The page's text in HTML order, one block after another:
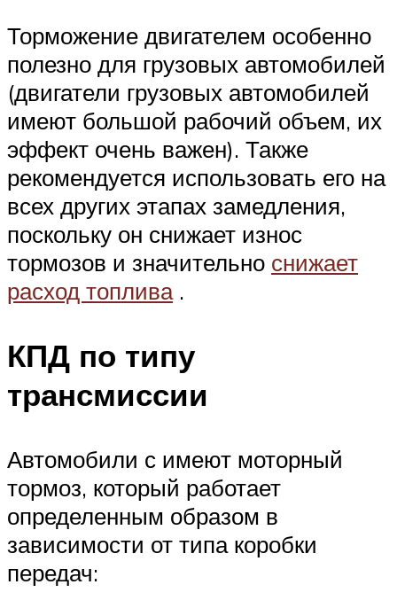
Торможение двигателем особенно
полезно для грузовых автомобилей
(двигатели грузовых автомобилей
имеют большой рабочий объем, их
эффект очень важен). Также
рекомендуется использовать его на
всех других этапах замедления,
поскольку он снижает износ
тормозов и значительно снижает
расход топлива.
КПД по типу
трансмиссии
Автомобили с имеют моторный
тормоз, который работает
определенным образом в
зависимости от типа коробки
передач: